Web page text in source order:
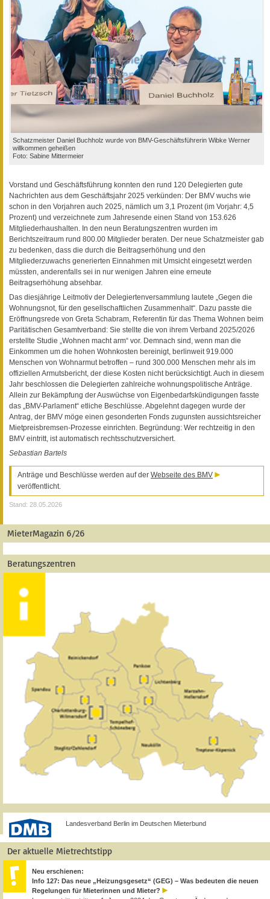
Schatzmeister Daniel Buchholz wurde von BMV-Geschäftsführerin Wibke Werner
willkommen geheißen
Foto: Sabine Mittermeier
Vorstand und Geschäftsführung konnten den rund 120 Delegierten gute
Nachrichten aus dem Geschäftsjahr 2025 verkünden: Der BMV wuchs wie
schon in den Vorjahren auch 2025, nämlich um 3,1 Prozent (im Vorjahr: 4,5
Prozent) und verzeichnete zum Jahresende einen Stand von 153.626
Mitgliederhaushalten. In den neun Beratungszentren wurden im
Berichtszeitraum rund 800.00 Mitglieder beraten. Der neue Schatzmeister gab
zu bedenken, dass die durch die Beitragserhöhung und den
Mitgliederzuwachs generierten Einnahmen mit Umsicht eingesetzt werden
müssten, anderenfalls sei in nur wenigen Jahren eine erneute
Beitragserhöhung absehbar.
Das diesjährige Leitmotiv der Delegiertenversammlung lautete „Gegen die
Wohnungsnot, für den gesellschaftlichen Zusammenhalt“. Dazu passte die
Eröffnungsrede von Greta Schabram, Referentin für das Thema Wohnen beim
Paritätischen Gesamtverband: Sie stellte die von ihrem Verband 2025/2026
erstellte Studie „Wohnen macht arm“ vor. Demnach sind, wenn man die
Einkommen um die hohen Wohnkosten bereinigt, berlinweit 919.000
Menschen von Wohnarmut betroffen – rund 300.000 Menschen mehr als im
offiziellen Armutsbericht, der diese Kosten nicht berücksichtigt. Auch in diesem
Jahr beschlossen die Delegierten zahlreiche wohnungspolitische Anträge.
Allein zur Bekämpfung der Auswüchse von Eigenbedarfskündigungen fasste
das „BMV-Parlament“ etliche Beschlüsse. Abgelehnt dagegen wurde der
Antrag, der BMV möge einen gesonderten Fonds zugunsten aussichtsreicher
Mietpreisbremsen-Prozesse einrichten. Begründung: Wer rechtzeitig in den
BMV eintritt, ist automatisch rechtsschutzversichert.
Sebastian Bartels
Anträge und Beschlüsse werden auf der Webseite des BMV
veröffentlicht.
Stand: 28.05.2026
MieterMagazin 6/26
Beratungszentren
Landesverband Berlin im Deutschen Mieterbund
Der aktuelle Mietrechtstipp
Neu erschienen:
Info 127: Das neue „Heizungsgesetz“ (GEG) – Was bedeuten die neuen
Regelungen für Mieterinnen und Mieter?